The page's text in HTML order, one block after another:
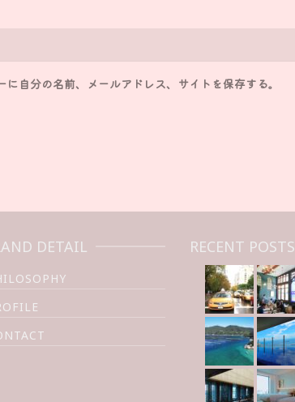
自分の名前、メールアドレス、サイトを保存する。
DETAIL RECENT POSTS